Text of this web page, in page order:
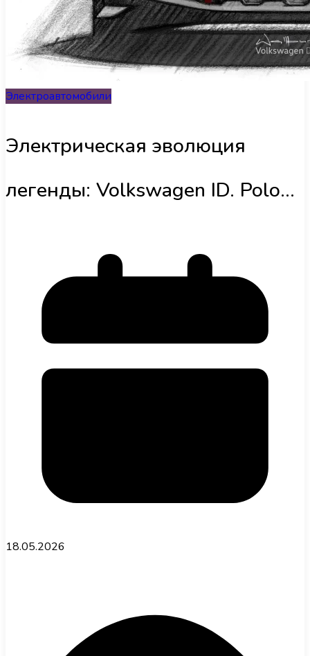
Інфраструктура
Электроавтомобили
Электрическая эволюция
легенды: Volkswagen ID. Polo
18.05.2026